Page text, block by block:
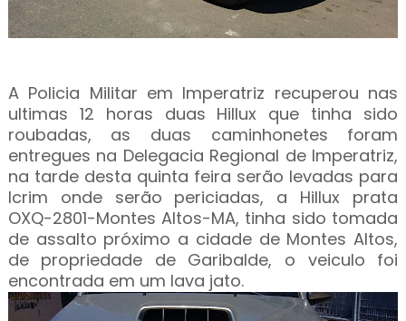
A Policia Militar em Imperatriz recuperou nas
ultimas 12 horas duas Hillux que tinha sido
roubadas, as duas caminhonetes foram
entregues na Delegacia Regional de Imperatriz,
na tarde desta quinta feira serão levadas para
Icrim onde serão periciadas, a Hillux prata
OXQ-2801-Montes Altos-MA, tinha sido tomada
de assalto próximo a cidade de Montes Altos,
de propriedade de Garibalde, o veiculo foi
encontrada em um lava jato.